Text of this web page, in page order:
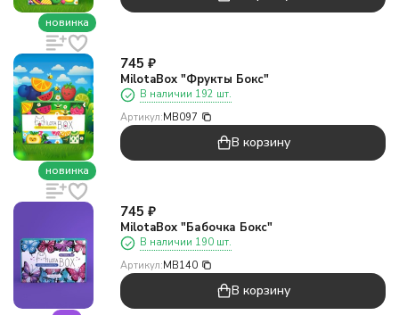
новинка
новинка
745 ₽
MilotaBox "Фрукты Бокс"
В наличии 192 шт.
Артикул:MB097
В корзину
745 ₽
MilotaBox "Бабочка Бокс"
В наличии 190 шт.
Артикул:MB140
В корзину